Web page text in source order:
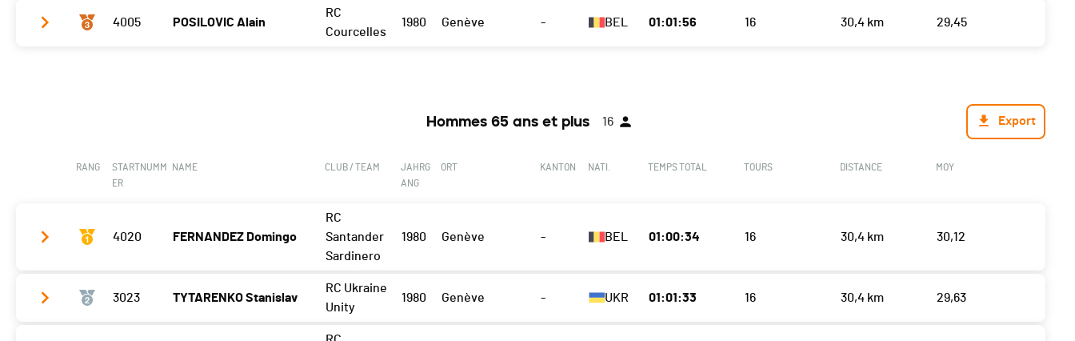
Meilleur tour 03'32 (16)
4005 POSILOVIC Alain
RC
Courcelles
1980 Genève - BEL 01:01:56 16 30,4 km 29,45
Hommes 65 ans et plus 16 Export
RANG
STARTNUMM
ER
NAME CLUB / TEAM
JAHRG
ANG
ORT KANTON NATI. TEMPS TOTAL TOURS DISTANCE MOY
4020 FERNANDEZ Domingo
RC
Santander
Sardinero
1980 Genève - BEL 01:00:34 16 30,4 km 30,12
Meilleur tour 03'01 (2)
3023 TYTARENKO Stanislav
RC Ukraine
Unity
1980 Genève - UKR 01:01:33 16 30,4 km 29,63